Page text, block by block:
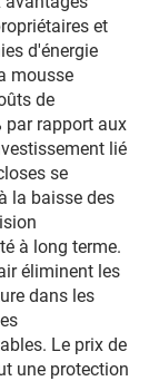
et
d'énergie
mousse
de
par rapport aux
lié
se
la baisse des
à long terme.
éliminent les
dans les
Le prix de
une protection